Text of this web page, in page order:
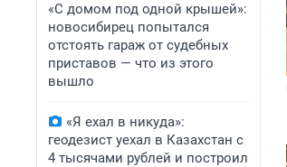
«С домом под одной крышей»:
новосибирец попытался
отстоять гараж от судебных
приставов — что из этого
вышло
«Я ехал в никуда»:
геодезист уехал в Казахстан с
4 тысячами рублей и построил